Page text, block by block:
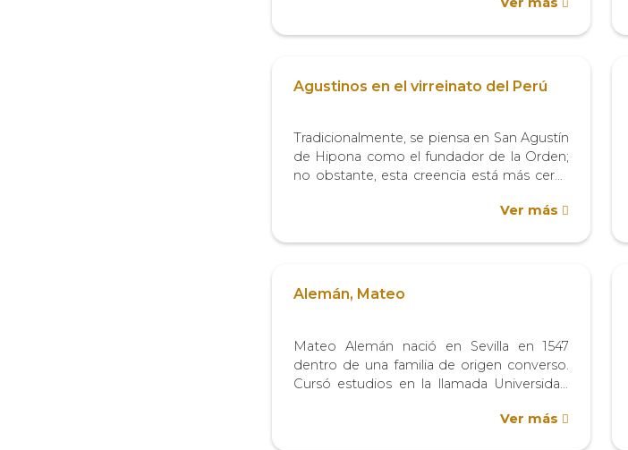
culturas tanto americanas como europeas.
Agustinos en el virreinato del Perú
Tradicionalmente, se piensa en San Agustín
de Hipona como el fundador de la Orden;
no obstante, esta creencia está más cerca
realidad histórica. A pesar de ello, la Orden
Ver más
Alemán, Mateo
Mateo Alemán nació en Sevilla en 1547
dentro de una familia de origen converso.
Cursó estudios en la llamada Universidad
de bachiller en Artes y Teología. Tras ello se
Ver más